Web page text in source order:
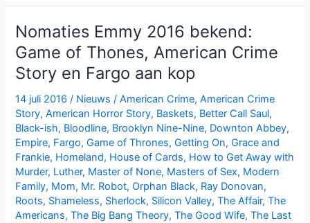
Master
of
None
bij
Netflix
Nomaties Emmy 2016 bekend:
Game of Thones, American Crime
Story en Fargo aan kop
14 juli 2016/ Nieuws /American Crime,American Crime
Story,American Horror Story, Baskets, Better Call Saul,
Black-ish, Bloodline, Brooklyn Nine-Nine, Downton Abbey,
Empire, Fargo,Game of Thrones,Getting On,Grace and
Frankie, Homeland, House of Cards, How to Get Away with
Murder, Luther, Master of None, Masters of Sex, Modern
Family, Mom, Mr. Robot,Orphan Black, Ray Donovan,
Roots, Shameless, Sherlock, Silicon Valley,The Affair,The
Americans,The Big Bang Theory,The Good Wife,The Last